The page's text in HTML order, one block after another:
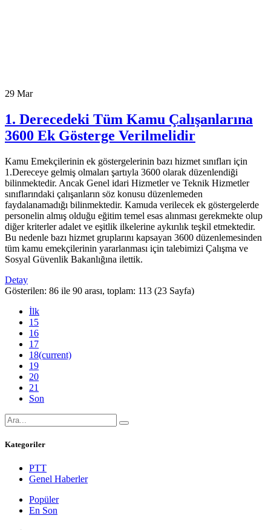
29 Mar
1. Derecedeki Tüm Kamu Çalışanlarına
3600 Ek Gösterge Verilmelidir
Kamu Emekçilerinin ek göstergelerinin bazı hizmet sınıfları için
1.Dereceye gelmiş olmaları şartıyla 3600 olarak düzenlendiği
bilinmektedir. Ancak Genel idari Hizmetler ve Teknik Hizmetler
sınıflarındaki çalışanların söz konusu düzenlemeden
faydalanamadığı bilinmektedir. Kamuda verilecek ek göstergelerde
personelin almış olduğu eğitim temel esas alınması gerekmekte olup
diğer kriterler adalet ve eşitlik ilkelerine aykırılık teşkil etmektedir.
Bu nedenle bazı hizmet gruplarını kapsayan 3600 düzenlemesinden
tüm kamu emekçilerinin yararlanması için talebimizi Çalışma ve
Sosyal Güvenlik Bakanlığına ilettik.
Detay
Gösterilen: 86 ile 90 arası, toplam: 113 (23 Sayfa)
İlk
15
16
17
18(current)
19
20
21
Son
Kategoriler
PTT
Genel Haberler
Popüler
En Son